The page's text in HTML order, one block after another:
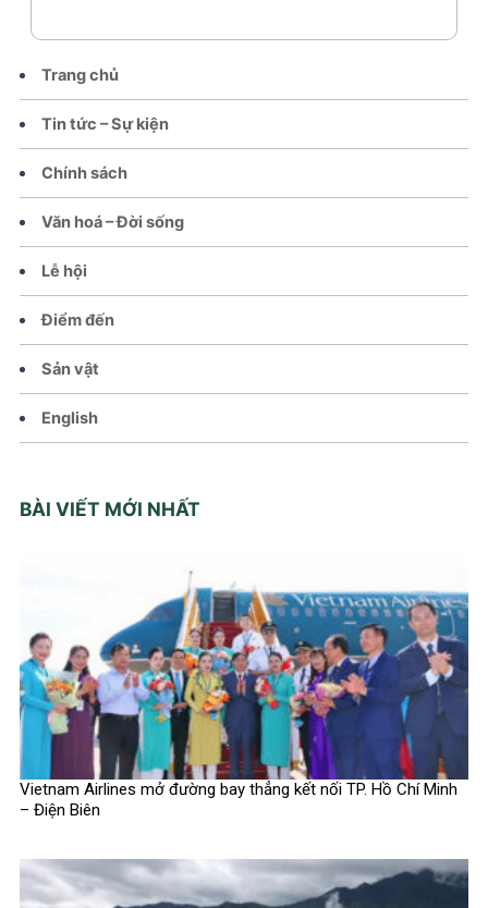
Trang chủ
Tin tức – Sự kiện
Chính sách
Văn hoá – Đời sống
Lễ hội
Điểm đến
Sản vật
English
BÀI VIẾT MỚI NHẤT
Vietnam Airlines mở đường bay thẳng kết nối TP. Hồ Chí Minh
– Điện Biên